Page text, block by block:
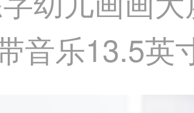
音乐13.5英